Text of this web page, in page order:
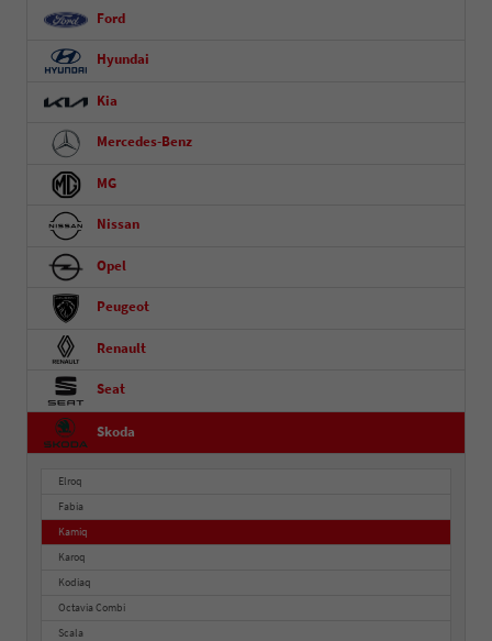
Ford
Hyundai
Kia
Mercedes-Benz
MG
Nissan
Opel
Peugeot
Renault
Seat
Skoda
Elroq
Fabia
Kamiq
Karoq
Kodiaq
Octavia Combi
Scala